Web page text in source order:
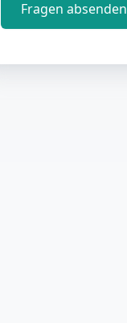
Fragen absenden